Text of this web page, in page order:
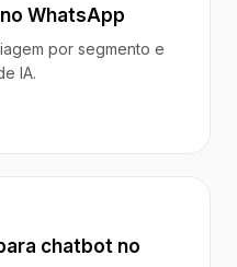
WhatsApp
por segmento e
IA.
chatbot no